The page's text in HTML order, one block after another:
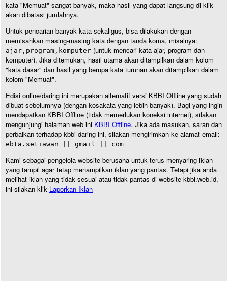
kata "Memuat" sangat banyak, maka hasil yang dapat langsung di klik
akan dibatasi jumlahnya.
Untuk pencarian banyak kata sekaligus, bisa dilakukan dengan
memisahkan masing-masing kata dengan tanda koma, misalnya:
ajar,program,komputer (untuk mencari kata ajar, program dan
komputer). Jika ditemukan, hasil utama akan ditampilkan dalam kolom
"kata dasar" dan hasil yang berupa kata turunan akan ditampilkan dalam
kolom "Memuat".
Edisi online/daring ini merupakan alternatif versi KBBI Offline yang sudah
dibuat sebelumnya (dengan kosakata yang lebih banyak). Bagi yang ingin
mendapatkan KBBI Offline (tidak memerlukan koneksi internet), silakan
mengunjungi halaman web ini KBBI Offline. Jika ada masukan, saran dan
perbaikan terhadap kbbi daring ini, silakan mengirimkan ke alamat email:
ebta.setiawan || gmail || com
Kami sebagai pengelola website berusaha untuk terus menyaring iklan
yang tampil agar tetap menampilkan iklan yang pantas. Tetapi jika anda
melihat iklan yang tidak sesuai atau tidak pantas di website kbbi.web.id,
ini silakan klik Laporkan Iklan